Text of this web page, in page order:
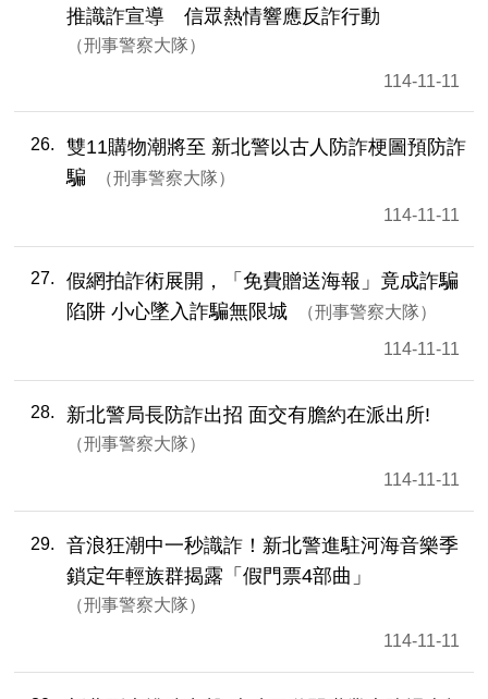
推識詐宣導 信眾熱情響應反詐行動
刑事警察大隊
114-11-11
26
雙11購物潮將至 新北警以古人防詐梗圖預防詐
騙
刑事警察大隊
114-11-11
27
假網拍詐術展開，「免費贈送海報」竟成詐騙
陷阱 小心墜入詐騙無限城
刑事警察大隊
114-11-11
28 新北警局長防詐出招 面交有膽約在派出所!
刑事警察大隊
114-11-11
29
音浪狂潮中一秒識詐！新北警進駐河海音樂季
鎖定年輕族群揭露「假門票4部曲」
刑事警察大隊
114-11-11